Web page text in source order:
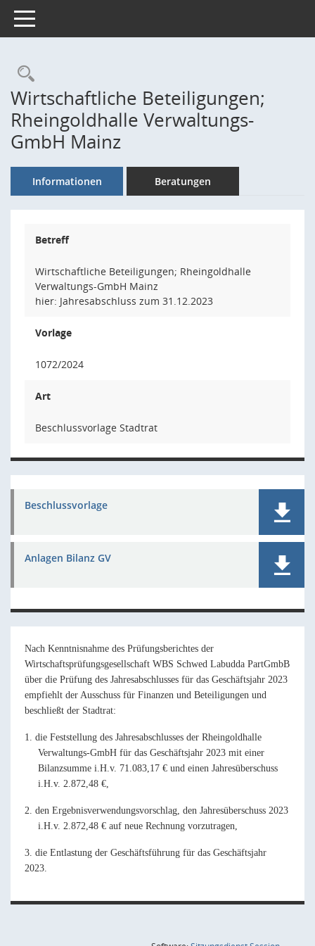
Toggle navigation
Rechercheauswahl
Wirtschaftliche Beteiligungen;
Rheingoldhalle Verwaltungs-
GmbH Mainz
Informationen Beratungen
Betreff
Wirtschaftliche Beteiligungen; Rheingoldhalle
Verwaltungs-GmbH Mainz
hier: Jahresabschluss zum 31.12.2023
Vorlage
1072/2024
Art
Beschlussvorlage Stadtrat
Beschlussvorlage
Anlagen Bilanz GV
Nach Kenntnisnahme des Prüfungsberichtes der
Wirtschaftsprüfungsgesellschaft WBS Schwed Labudda PartGmbB
über die Prüfung des Jahresabschlusses für das Geschäftsjahr 2023
empfiehlt der Ausschuss für Finanzen und Beteiligungen und
beschließt der Stadtrat:
1. die Feststellung des Jahresabschlusses der Rheingoldhalle
Verwaltungs-GmbH für das Geschäftsjahr 2023 mit einer
Bilanzsumme i.H.v. 71.083,17 € und einen Jahresüberschuss
i.H.v. 2.872,48 €,
2. den Ergebnisverwendungsvorschlag, den Jahresüberschuss 2023
i.H.v. 2.872,48 € auf neue Rechnung vorzutragen,
3. die Entlastung der Geschäftsführung für das Geschäftsjahr
2023.